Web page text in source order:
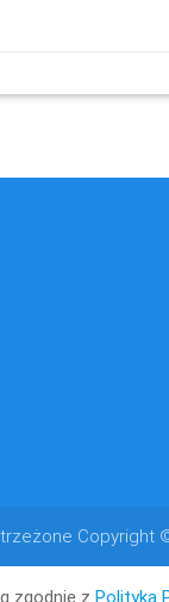
Copyright
zgodnie z Polityką